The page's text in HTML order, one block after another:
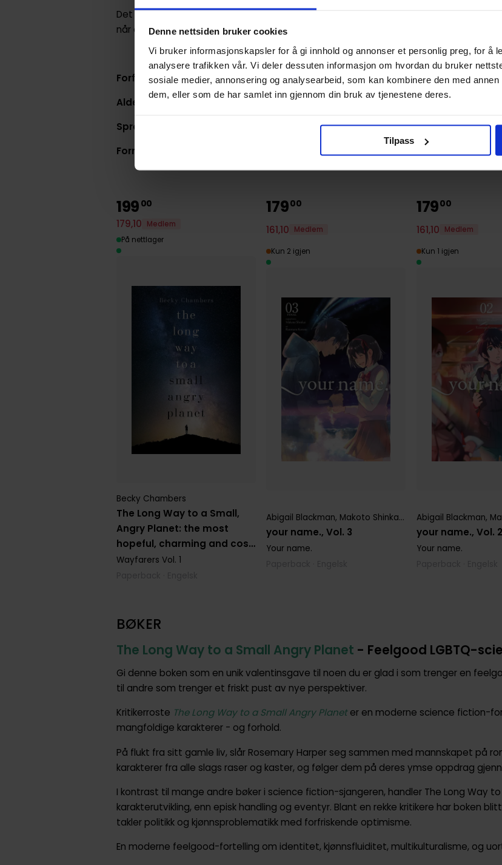
Denne nettsiden bruker cookies
Vi bruker informasjonskapsler for å gi innhold og annonser et personlig preg, for å
analysere trafikken vår. Vi deler dessuten informasjon om hvordan du bruker
sosiale medier, annonsering og analysearbeid, som kan kombinere den med
dem, eller som de har samlet inn gjennom din bruk av tjenestene deres.
Tilpass
Det er ikke så mye mer vi vil si omSaga, annet enn at det er sjeldent en tegneserie
når det skjer må du sørge for å kjøpe den - Vi mener, gi den som valentinsgave til
Forfatter:Brian K. Vaughan & Fiona Staples
Aldersgruppe:
Språk:
Format:
The Long Way to a Small,
Angry Planet: the most
hopeful, charming and cosy
novel to curl up with
Becky Chambers
Wayfarers Vol. 1
199 00
179,10
Medlem
På nettlager
your name., Vol. 3
Abigail Blackman, Makoto Shinkai , Ranmaru Kotone,
Your name.
17900
161,10 Medlem
Kun 2 igjen
your name., Vol. 2
Abigail Blackman,
Your name.
17900
161,10 Medlem
Kun 1 igjen
BØKER
The Long Way to a Small Angry Planet - Feelgood LGBTQ-
Gi denne boken som en unik valentinsgave til noen du er glad i som trenger en
til andre som trenger et friskt pust av nye perspektiver.
Kritikerroste The Long Way to a Small Angry Planeter en moderne science fiction-
mangfoldige karakterer - og forhold.
På flukt fra sitt gamle liv, slår Rosemary Harper seg sammen med mannskapet på
karakterer fra alle slags raser og kaster, og følger dem på deres ymse oppdrag
I kontrast til mange andre bøker i science fiction-sjangeren, handler The Long Way
karakterutvikling, enn episk handling og eventyr. Blant en rekke kritikere har boken
takler politikk og kjønnsproblematikk med forfriskende optimisme.
En moderne feelgood-fortelling om identitet, kjønnsfluiditet, multikulturalisme, og